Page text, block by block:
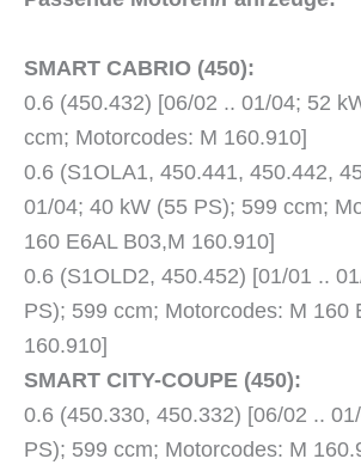
SMART CABRIO (450):
0.6 (450.432) [06/02 .. 01/04; 52
ccm; Motorcodes: M 160.910]
0.6 (S1OLA1, 450.441, 450.442,
01/04; 40 kW (55 PS); 599 ccm;
160 E6AL B03,M 160.910]
0.6 (S1OLD2, 450.452) [01/01 ..
PS); 599 ccm; Motorcodes: M 160
160.910]
SMART CITY-COUPE (450):
0.6 (450.330, 450.332) [06/02 ..
PS); 599 ccm; Motorcodes: M